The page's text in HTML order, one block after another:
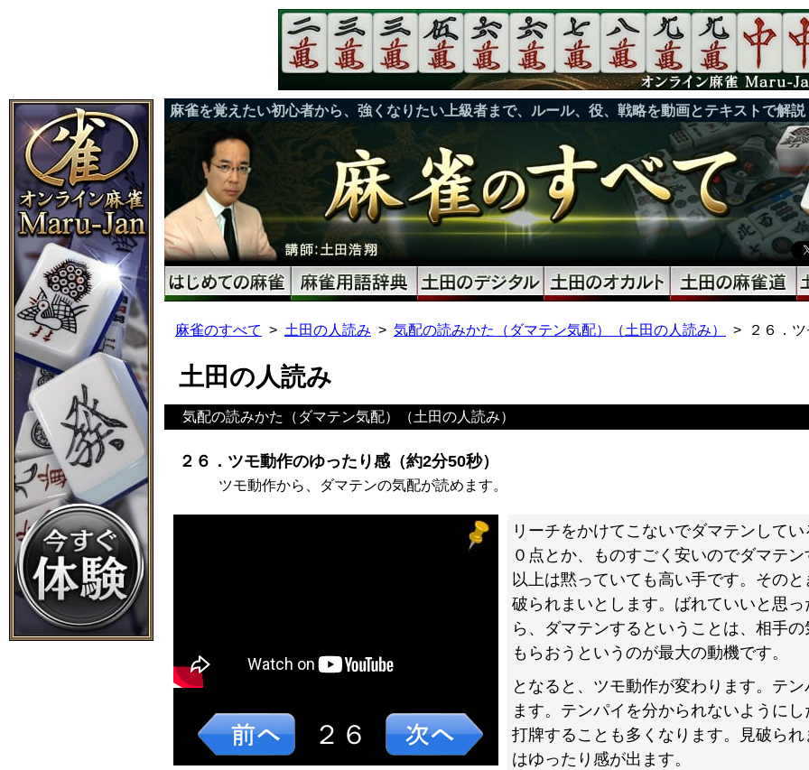
麻雀を覚えたい初心者から、強くなりたい上級者まで、ルール、役、戦略を動画とテキストで解説
麻雀のすべて 土田の人読み 気配の読みかた（ダマテン気配）（土田の人読み） ２６．
土田の人読み
気配の読みかた（ダマテン気配）（土田の人読み）
２６．ツモ動作のゆったり感（約2分50秒）
ツモ動作から、ダマテンの気配が読めます。
２６
リーチをかけてこないでダマテンして
０点とか、ものすごく安いのでダマテ
以上は黙っていても高い手です。その
破られまいとします。ばれていいと思
ら、ダマテンするということは、相手
もらおうというのが最大の動機です。
となると、ツモ動作が変わります。テ
ます。テンパイを分かられないように
打牌することも多くなります。見破ら
はゆったり感が出ます。